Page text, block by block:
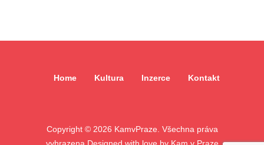
Home Kultura Inzerce Kontakt
Copyright © 2026 KamvPraze. Všechna práva